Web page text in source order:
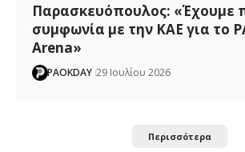
Παρασκευόπουλος: «Έχουμε
συμφωνία με την ΚΑΕ για το
Arena»
PAOKDAY 29 Ιουλίου 2026
Περισσότερα